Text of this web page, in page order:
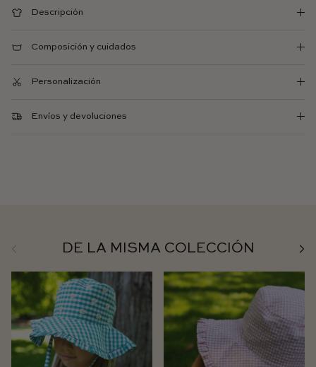
Descripción
Composición y cuidados
Personalización
Envíos y devoluciones
DE LA MISMA COLECCIÓN